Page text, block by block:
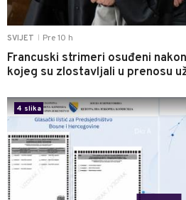
SVIJET Pre 10 h
Francuski strimeri osuđeni
kojeg su zlostavljali u prenosu
4 slika